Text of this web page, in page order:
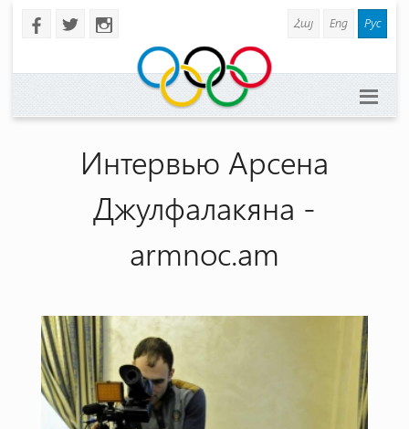
b a x Հայ Eng Рус
Интервью Арсена
Джулфалакяна -
armnoc.am